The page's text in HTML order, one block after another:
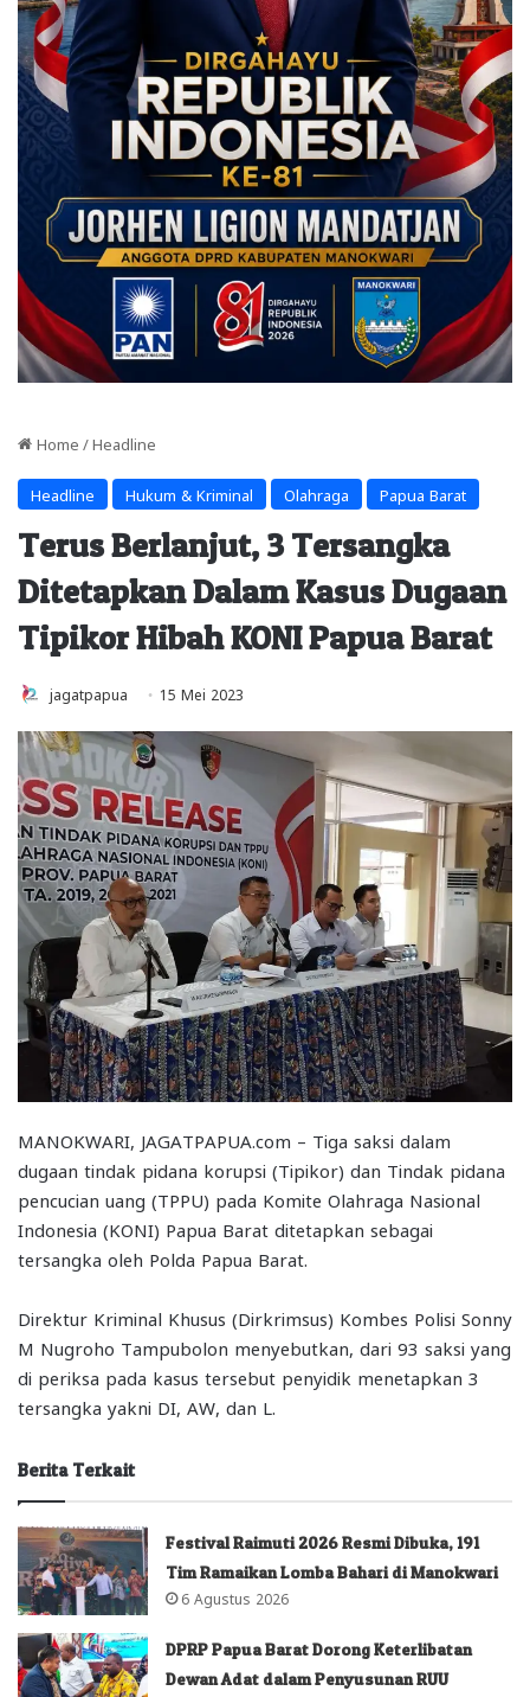
Home / Headline
Headline Hukum & Kriminal Olahraga Papua Barat
Terus Berlanjut, 3 Tersangka
Ditetapkan Dalam Kasus Dugaan
Tipikor Hibah KONI Papua Barat
jagatpapua 15 Mei 2023
MANOKWARI, JAGATPAPUA.com – Tiga saksi dalam
dugaan tindak pidana korupsi (Tipikor) dan Tindak pidana
pencucian uang (TPPU) pada Komite Olahraga Nasional
Indonesia (KONI) Papua Barat ditetapkan sebagai
tersangka oleh Polda Papua Barat.
Direktur Kriminal Khusus (Dirkrimsus) Kombes Polisi Sonny
M Nugroho Tampubolon menyebutkan, dari 93 saksi yang
di periksa pada kasus tersebut penyidik menetapkan 3
tersangka yakni DI, AW, dan L.
Berita Terkait
Festival Raimuti 2026 Resmi Dibuka, 191
Tim Ramaikan Lomba Bahari di Manokwari
6 Agustus 2026
DPRP Papua Barat Dorong Keterlibatan
Dewan Adat dalam Penyusunan RUU